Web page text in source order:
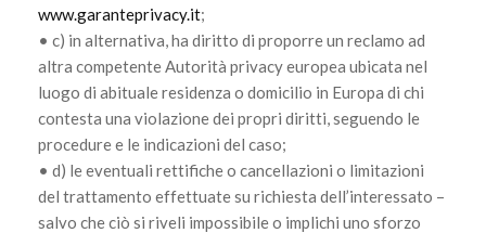
www.garanteprivacy.it;
• c) in alternativa, ha diritto di proporre un reclamo ad
altra competente Autorità privacy europea ubicata nel
luogo di abituale residenza o domicilio in Europa di chi
contesta una violazione dei propri diritti, seguendo le
procedure e le indicazioni del caso;
• d) le eventuali rettifiche o cancellazioni o limitazioni
del trattamento effettuate su richiesta dell’interessato –
salvo che ciò si riveli impossibile o implichi uno sforzo